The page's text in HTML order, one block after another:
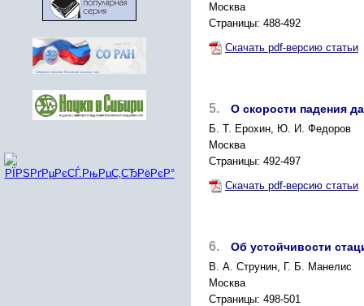
Москва
Страницы: 488-492
Скачать pdf-версию статьи
5. О скорости падения
Б. Т. Ерохин, Ю. И. Федоров
Москва
Страницы: 492-497
Скачать pdf-версию статьи
6. Об устойчивости
B. А. Струнин, Г. Б. Манелис
Москва
Страницы: 498-501